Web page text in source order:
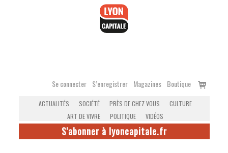
Se connecter S’enregistrer Magazines Boutique
Voir
ACTUALITÉS SOCIÉTÉ PRÈS DE CHEZ VOUS
CULTURE
ART DE VIVRE
POLITIQUE VIDÉOS
S'abonner à lyoncapitale.fr